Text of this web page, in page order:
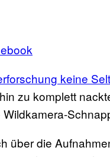
keine
zu komplett
über die